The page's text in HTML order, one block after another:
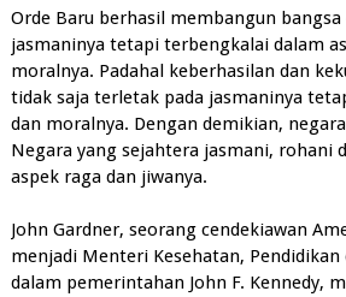
Orde Baru berhasil membangun bangsa
jasmaninya tetapi terbengkalai dalam
moralnya. Padahal keberhasilan dan
tidak saja terletak pada jasmaninya
dan moralnya. Dengan demikian,
Negara yang sejahtera jasmani, rohani
aspek raga dan jiwanya.
John Gardner, seorang cendekiawan
menjadi Menteri Kesehatan, Pendidikan
dalam pemerintahan John F. Kennedy,